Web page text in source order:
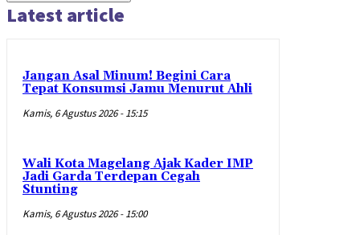
Latest article
Jangan Asal Minum! Begini Cara
Tepat Konsumsi Jamu Menurut Ahli
Kamis, 6 Agustus 2026 - 15:15
Wali Kota Magelang Ajak Kader IMP
Jadi Garda Terdepan Cegah
Stunting
Kamis, 6 Agustus 2026 - 15:00